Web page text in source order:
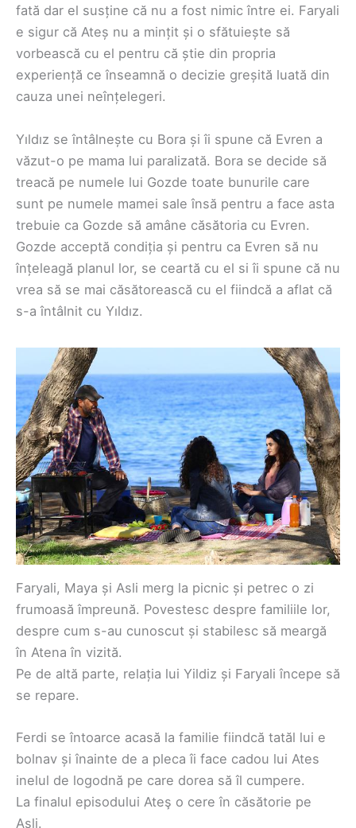
fată dar el susține că nu a fost nimic între ei. Faryali
e sigur că Ateș nu a mințit și o sfătuiește să
vorbească cu el pentru că știe din propria
experiență ce înseamnă o decizie greșită luată din
cauza unei neînțelegeri.
Yıldız se întâlnește cu Bora și îi spune că Evren a
văzut-o pe mama lui paralizată. Bora se decide să
treacă pe numele lui Gozde toate bunurile care
sunt pe numele mamei sale însă pentru a face asta
trebuie ca Gozde să amâne căsătoria cu Evren.
Gozde acceptă condiția și pentru ca Evren să nu
înțeleagă planul lor, se ceartă cu el si îi spune că nu
vrea să se mai căsătorească cu el fiindcă a aflat că
s-a întâlnit cu Yıldız.
Faryali, Maya și Asli merg la picnic și petrec o zi
frumoasă împreună. Povestesc despre familiile lor,
despre cum s-au cunoscut și stabilesc să meargă
în Atena în vizită.
Pe de altă parte, relația lui Yildiz și Faryali începe să
se repare.
Ferdi se întoarce acasă la familie fiindcă tatăl lui e
bolnav și înainte de a pleca îi face cadou lui Ates
inelul de logodnă pe care dorea să îl cumpere.
La finalul episodului Ateş o cere în căsătorie pe
Asli.